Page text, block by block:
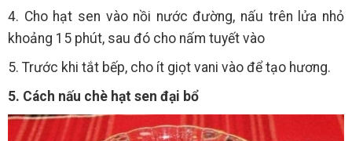
4. Cho hạt sen vào nồi nước đường, nấu trên lửa nhỏ
khoảng 15 phút, sau đó cho nấm tuyết vào
5. Trước khi tắt bếp, cho ít giọt vani vào để tạo hương.
5. Cách nấu chè hạt sen đại bổ